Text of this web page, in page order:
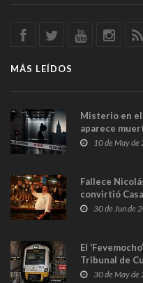
MÁS LEÍDOS
Misterio en el
aparece
y las cámaras
10 de May
Fallece
convirtió
en Madrid
30 de Jun de
El
Tribunal de
sobrecoste
30 de May de